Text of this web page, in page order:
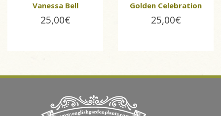
Vanessa Bell
25,00€
Golden Celebration
25,00€